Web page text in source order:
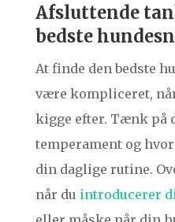
Afsluttende
bedste
At finde den bedste
være kompliceret,
kigge efter. Tænk på
temperament og
din daglige rutine.
når du introducerer